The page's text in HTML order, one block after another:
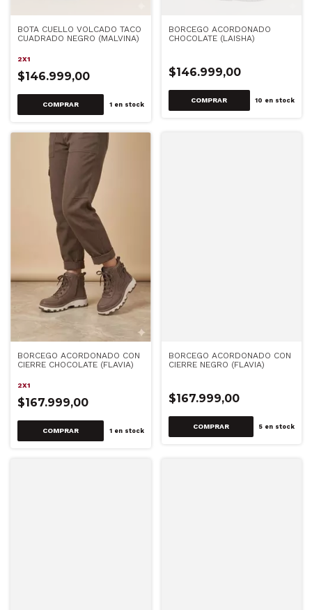
BOTA CUELLO VOLCADO TACO
CUADRADO NEGRO (MALVINA)
2X1
$146.999,00
COMPRAR 1en stock
BORCEGO ACORDONADO
CHOCOLATE (LAISHA)
$146.999,00
COMPRAR 10 en stock
BORCEGO ACORDONADO CON
CIERRE CHOCOLATE (FLAVIA)
2X1
$167.999,00
COMPRAR 1en stock
BORCEGO ACORDONADO CON
CIERRE NEGRO (FLAVIA)
$167.999,00
COMPRAR 5 en stock